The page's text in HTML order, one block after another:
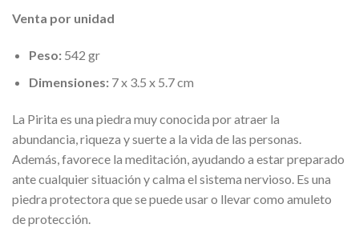
Venta por unidad
Peso: 542 gr
Dimensiones: 7 x 3.5 x 5.7 cm
La Pirita es una piedra muy conocida por atraer la
abundancia, riqueza y suerte a la vida de las personas.
Además, favorece la meditación, ayudando a estar preparado
ante cualquier situación y calma el sistema nervioso. Es una
piedra protectora que se puede usar o llevar como amuleto
de protección.